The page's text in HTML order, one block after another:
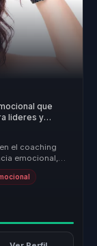
que
lideres y
el coaching
emocional,